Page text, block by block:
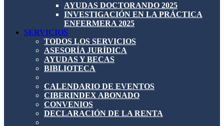
AYUDAS DOCTORANDO 2025
INVESTIGACIÓN EN LA PRÁCTICA
ENFERMERA 2025
SERVICIOS
TODOS LOS SERVICIOS
ASESORÍA JURÍDICA
AYUDAS Y BECAS
BIBLIOTECA
CALENDARIO DE EVENTOS
CIBERINDEX ABONADO
CONVENIOS
DECLARACIÓN DE LA RENTA